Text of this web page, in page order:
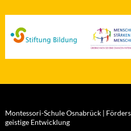
Montessori-Schule Osnabrück |
geistige Entwicklung